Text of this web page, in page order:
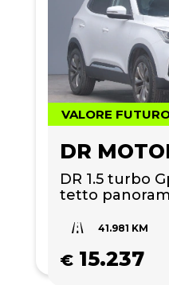
VALORE
DR
DR 1.5 turbo
tetto
41.981 KM
€ 15.237